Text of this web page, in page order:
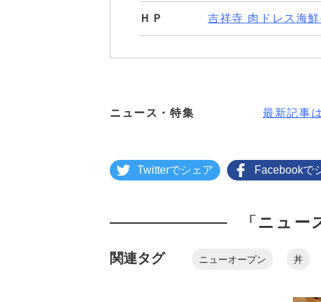
ＨＰ 吉祥寺 肉ドレス海
ニュース・特集 最新記事
Twitterでシェア Facebookで
「ニュ
関連タグ ニューオープン 丼